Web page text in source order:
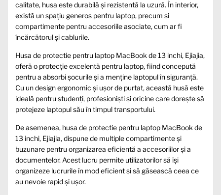
calitate, husa este durabilă și rezistentă la uzură. În interior,
există un spațiu generos pentru laptop, precum și
compartimente pentru accesoriile asociate, cum ar fi
încărcătorul și cablurile.
Husa de protectie pentru laptop MacBook de 13 inchi, Ejiajia,
oferă o protecție excelentă pentru laptop, fiind concepută
pentru a absorbi șocurile și a menține laptopul în siguranță.
Cu un design ergonomic și ușor de purtat, această husă este
ideală pentru studenți, profesioniști și oricine care dorește să
protejeze laptopul său în timpul transportului.
De asemenea, husa de protectie pentru laptop MacBook de
13 inchi, Ejiajia, dispune de multiple compartimente și
buzunare pentru organizarea eficientă a accesoriilor și a
documentelor. Acest lucru permite utilizatorilor să își
organizeze lucrurile în mod eficient și să găsească ceea ce
au nevoie rapid și ușor.